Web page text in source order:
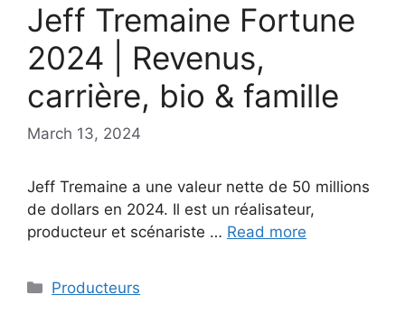
Jeff Tremaine Fortune
2024 | Revenus,
carrière, bio & famille
March 13, 2024
Jeff Tremaine a une valeur nette de 50 millions
de dollars en 2024. Il est un réalisateur,
producteur et scénariste … Read more
Categories
Producteurs